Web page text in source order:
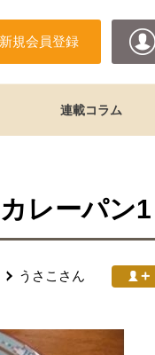
新規会員登録
連載コラム
レーパン1
うさこ さん